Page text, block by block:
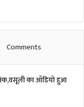
Comments
का ऑडियो हुआ